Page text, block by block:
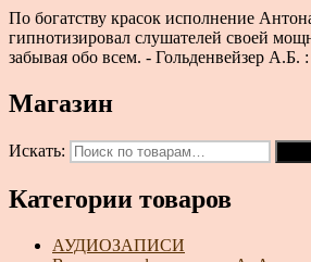
По богатству красок исполнение
гипнотизировал слушателей своей
забывая обо всем. - Гольденвейзер А.Б.
Магазин
Искать:
Категории товаров
АУДИОЗАПИСИ